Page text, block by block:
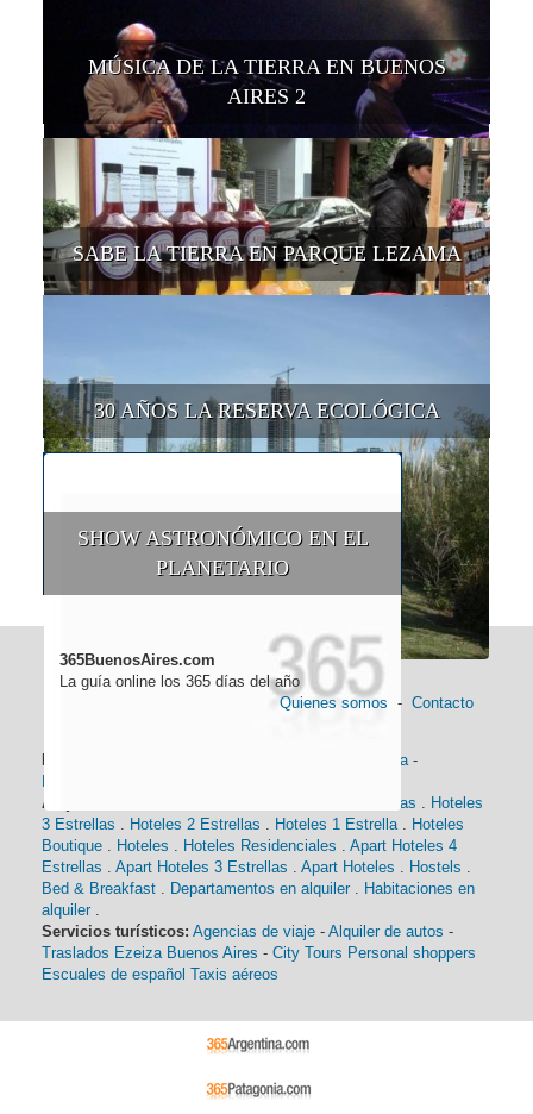
MÚSICA DE LA TIERRA EN BUENOS
AIRES 2
SABE LA TIERRA EN PARQUE LEZAMA
30 AÑOS LA RESERVA ECOLÓGICA
SHOW ASTRONÓMICO EN EL
PLANETARIO
365BuenosAires.com
La guía online los 365 días del año
Quienes somos - Contacto
Historia-
Alojamiento:
Hoteles 4 Estrellas . Hoteles
3 Estrellas . Hoteles 2 Estrellas . Hoteles 1 Estrella. Hoteles
Boutique . Hoteles . Hoteles Residenciales . Apart Hoteles 4
Estrellas . Apart Hoteles 3 Estrellas . Apart Hoteles . Hostels .
Bed & Breakfast . Departamentos en alquiler . Habitaciones en
alquiler .
Servicios turísticos: Agencias de viaje - Alquiler de autos -
Traslados Ezeiza Buenos Aires - City Tours Personal shoppers
Escuales de español Taxis aéreos